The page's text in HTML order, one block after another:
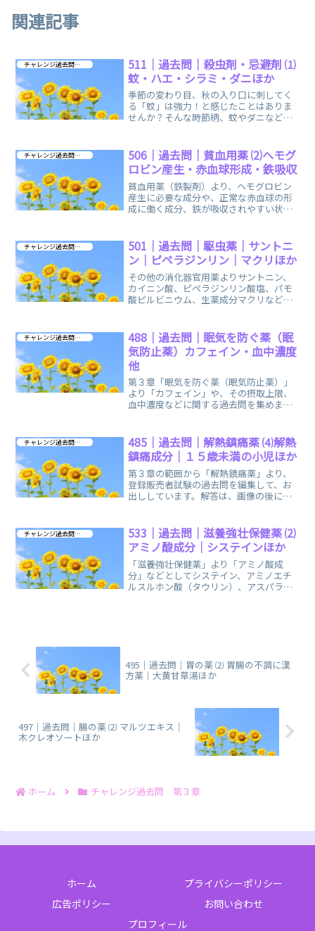
関連記事
チャレンジ過去問 第３章
511｜過去問｜殺虫剤・忌避剤 ⑴
蚊・ハエ・シラミ・ダニほか
季節の変わり目、秋の入り口に刺してく
る「蚊」は強力！と感じたことはありま
せんか？そんな時節柄、蚊やダニなどの
チャレンジ過去問 第３章
506｜過去問｜貧血用薬 ⑵ヘモグ
ロビン産生・赤血球形成・鉄吸収
貧血用薬（鉄製剤）より、ヘモグロビン
産生に必要な成分や、正常な赤血球の形
成に働く成分、鉄が吸収されやすい状態
チャレンジ過去問 第３章
501｜過去問｜駆虫薬｜サントニ
ン｜ピペラジンリン｜マクリほか
その他の消化器官用薬よりサントニン、
カイニン酸、ピペラジンリン酸塩、パモ
酸ピルビニウム、生薬成分マクリなど、
チャレンジ過去問 第３章
488｜過去問｜眠気を防ぐ薬（眠
気防止薬）カフェイン・血中濃度
他
第３章「眠気を防ぐ薬（眠気防止薬）」
より「カフェイン」や、その摂取上限、
血中濃度などに関する過去問を集めまし
チャレンジ過去問 第３章
485｜過去問｜解熱鎮痛薬 ⑷解熱
鎮痛成分｜１５歳未満の小児ほか
第３章の範囲から「解熱鎮痛薬」より、
登録販売者試験の過去問を編集して、お
出ししています。解答は、画像の後に出
チャレンジ過去問 第３章
533｜過去問｜滋養強壮保健薬 ⑵
アミノ酸成分｜システインほか
「滋養強壮保健薬」より「アミノ酸成
分」などとしてシステイン、アミノエチ
ルスルホン酸（タウリン）、アスパラギ
495｜過去問｜胃の薬 ⑵ 胃腸の不調に漢
方薬｜大黄甘草湯ほか
497｜過去問｜腸の薬 ⑵ マルツエキス｜
木クレオソートほか
ホーム チャレンジ過去問 第３章
ホーム
プライバシーポリシー
広告ポリシー
お問い合わせ
プロフィール